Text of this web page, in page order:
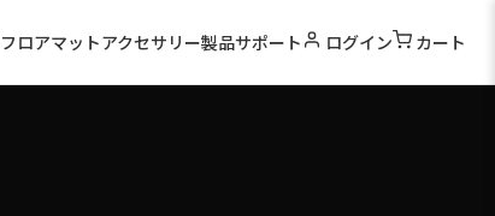
フロアマットアクセサリー製品サポート ログイン カート